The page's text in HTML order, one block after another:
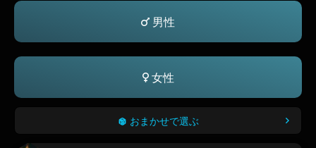
男性
女性
おまかせで選ぶ